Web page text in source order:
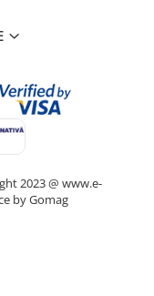
2023 @ www.e-
by Gomag